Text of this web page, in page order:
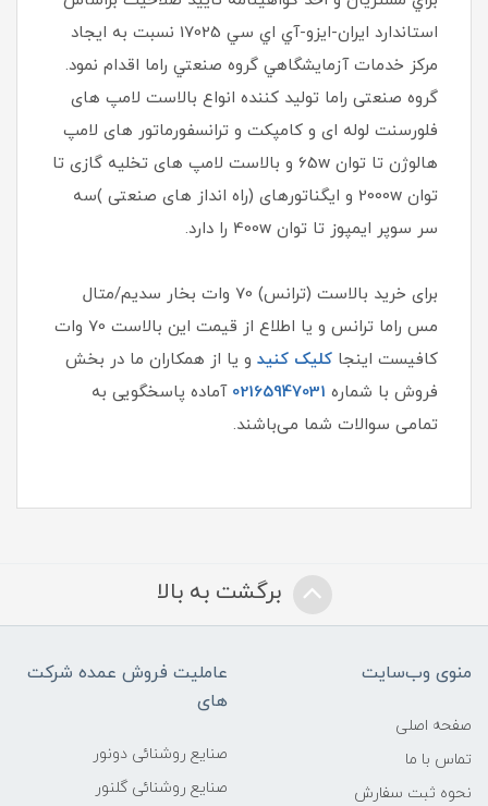
استاندارد ايران-ايزو-آي‌ اي سي 17025 نسبت به ايجاد
مركز خدمات آزمايشگاهي گروه صنعتي راما اقدام نمود.
گروه صنعتی راما تولید کننده انواع بالاست لامپ های
فلورسنت لوله ای و کامپکت و ترانسفورماتور های لامپ
هالوژن تا توان 65w و بالاست لامپ های تخلیه گازی تا
توان 2000w و ایگناتورهای (راه انداز های صنعتی )سه
سر سوپر ایمپوز تا توان 400w را دارد.
برای خرید بالاست (ترانس) 70 وات بخار سدیم/متال
مس راما ترانس و یا اطلاع از قیمت این بالاست 70 وات
کافیست اینجا کلیک کنید و یا از همکاران ما در بخش
فروش با شماره 02165947031 آماده پاسخگویی به
تمامی سوالات شما می‌باشند.
برگشت به بالا
منوی وب‌سایت
صفحه اصلی
تماس با ما
نحوه ثبت سفارش
عاملیت فروش عمده شرکت
های
صنایع روشنائی دونور
صنایع روشنائی گلنور